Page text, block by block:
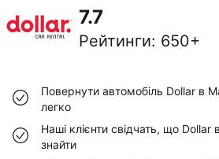
7.7
Рейтинги: 650+
Повернути автомобіль Dollar в
легко
Наші клієнти свідчать, що
знайти